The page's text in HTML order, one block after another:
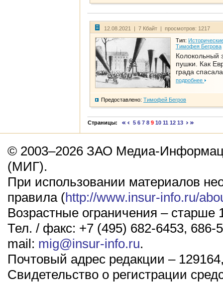
12.08.2021 | 7 Кбайт | просмотров: 1217
Тип:
Тимофея Бегрова
Колокольный
пушки. Как
града
подробнее
Предоставлено: Тимофей Бегров
Страницы: 5 6 7 8 9 10 11 12 13
© 2003–2026 ЗАО Медиа-
(МИГ).
При использовании материалов
правила (http://www.insur-info.ru/
Возрастные ограничения – старше
Тел. / факс: +7 (495) 682-6453, 686-
mail: mig@insur-info.ru.
Почтовый адрес редакции –
Свидетельство о регистрации